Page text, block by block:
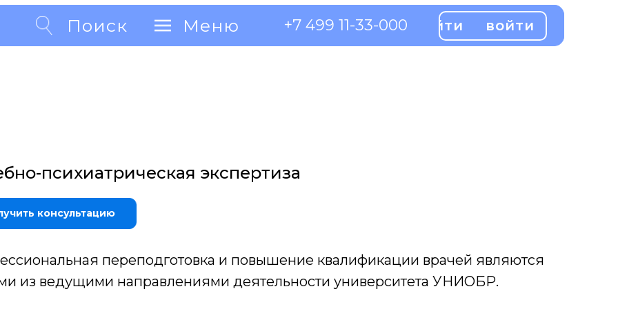
+7 499 11-33-000войти войти
Меню
Поиск +7 499 11-33-000войти войти
Меню
Поиск
психиатрическая экспертиза
консультацию
переподготовка и повышение квалификации врачей являются
из ведущими направлениями деятельности университета УНИОБР.